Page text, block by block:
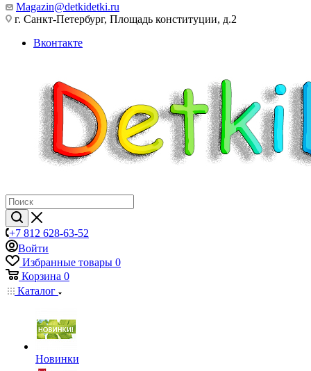
Magazin@detkidetki.ru
г. Санкт-Петербург, Площадь конституции, д.2
Вконтакте
+7 812 628-63-52
Войти
Избранные товары 0
Корзина 0
Каталог
Новинки